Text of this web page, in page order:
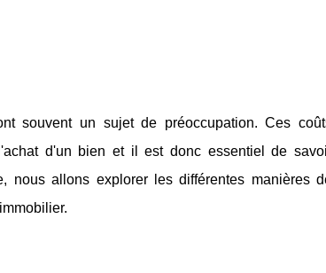
souvent un sujet de préoccupation. Ces
d'un bien et il est donc essentiel de
nous allons explorer les différentes manières